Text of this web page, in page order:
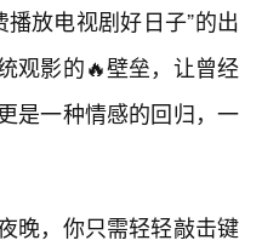
放电视剧好日子”的出
观影的🔥壁垒，让曾经
是一种情感的回归，一
晚，你只需轻轻敲击键